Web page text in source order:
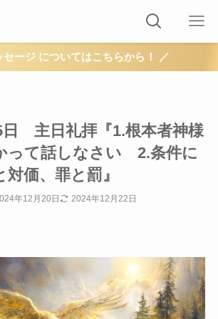
セージ についてはこちらから！ ／
日 主日礼拝『1.根本者神様
って話しなさい 2.条件に
価、罪と罰』
年12月20日 2024年12月22日